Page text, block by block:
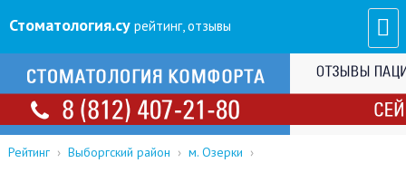
Стоматология.су рейтинг, отзывы
Рейтинг › Выборгский район › м. Озерки ›